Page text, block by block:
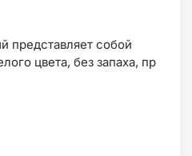
представляет собой
цвета, без запаха, пр